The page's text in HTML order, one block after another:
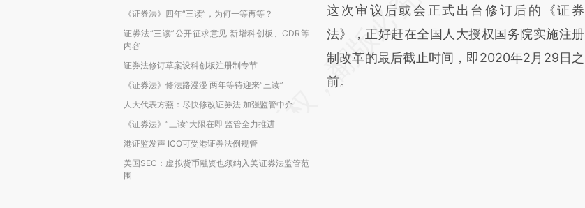
《证券法》四年“三读”，为何一等再等？
证券法“三读”公开征求意见 新增科创板、CDR等
内容
证券法修订草案设科创板注册制专节
《证券法》修法路漫漫 两年等待迎来“三读”
人大代表方燕：尽快修改证券法 加强监管中介
《证券法》“三读”大限在即 监管全力推进
港证监发声 ICO可受港证券法例规管
美国SEC：虚拟货币融资也须纳入美证券法监管范
围
这次审议后或会正式出台修订后的《证券
法》，正好赶在全国人大授权国务院实施注册
制改革的最后截止时间，即2020年2月29日之
前。